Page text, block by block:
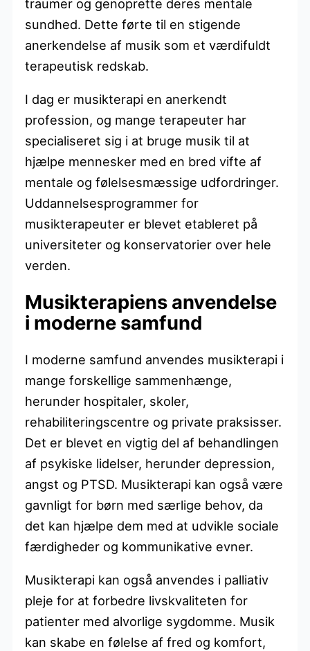
traumer og genoprette deres mentale
sundhed. Dette førte til en stigende
anerkendelse af musik som et værdifuldt
terapeutisk redskab.
I dag er musikterapi en anerkendt
profession, og mange terapeuter har
specialiseret sig i at bruge musik til at
hjælpe mennesker med en bred vifte af
mentale og følelsesmæssige udfordringer.
Uddannelsesprogrammer for
musikterapeuter er blevet etableret på
universiteter og konservatorier over hele
verden.
Musikterapiens anvendelse
i moderne samfund
I moderne samfund anvendes musikterapi i
mange forskellige sammenhænge,
herunder hospitaler, skoler,
rehabiliteringscentre og private praksisser.
Det er blevet en vigtig del af behandlingen
af psykiske lidelser, herunder depression,
angst og PTSD. Musikterapi kan også være
gavnligt for børn med særlige behov, da
det kan hjælpe dem med at udvikle sociale
færdigheder og kommunikative evner.
Musikterapi kan også anvendes i palliativ
pleje for at forbedre livskvaliteten for
patienter med alvorlige sygdomme. Musik
kan skabe en følelse af fred og komfort,